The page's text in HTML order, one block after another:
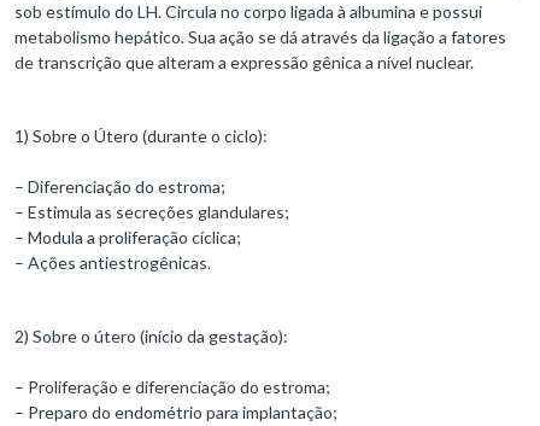
sob estímulo do LH. Circula no corpo ligada à albumina e possui
metabolismo hepático. Sua ação se dá através da ligação a fatores
de transcrição que alteram a expressão gênica a nível nuclear.
1) Sobre o Útero (durante o ciclo):
– Diferenciação do estroma;
– Estimula as secreções glandulares;
– Modula a proliferação cíclica;
– Ações antiestrogênicas.
2) Sobre o útero (início da gestação):
– Proliferação e diferenciação do estroma;
– Preparo do endométrio para implantação;